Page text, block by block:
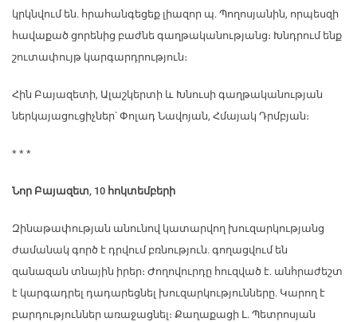
կրկնվում են. հրահանգեցեք լիազոր պ. Պողոսյանին, որպեսզի
հավաքած ցորենից բաժնե գաղթականությանց։ Խնդրում ենք
շուտափույթ կարգարդրություն։
Հին Բայազետի, Ալաշկերտի և Խնուսի գաղթականության
ներկայացուցիչներ՝ Փոլադ Նավոյան, Հմայակ Դրմբյան։
* * *
Նոր Բայազետ, 10 հոկտեմբերի
Զինաթափության անունով կատարվող խուզարկությանց
ժամանակ գործ է դրվում բռնություն. գողացվում են
զանազան տնային իրեր։ Ժողովուրդը հուզված է. անհրաժեշտ
է կարգադրել դադարեցնել խուզարկությունները. Կարող է
բարդություններ առաջացնել։ Քաղաքացի Լ. Պետրոսյան